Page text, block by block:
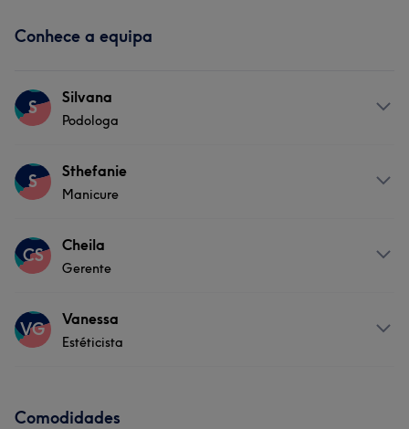
Conhece a equipa
S Silvana
Podologa
Serviços
S Sthefanie
Manicure
Serviços
CS Cheila
Gerente
Serviços
VG Vanessa
Estéticista
Comodidades